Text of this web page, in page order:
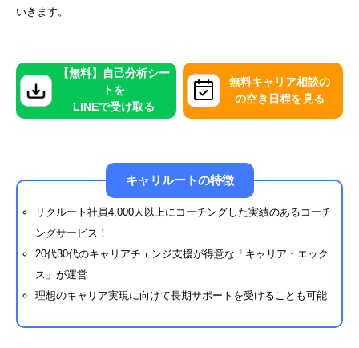
いきます。
【無料】自己分析シー
トを
LINEで受け取る
無料キャリア相談の
の空き日程を見る
キャリルートの特徴
リクルート社員4,000人以上にコーチングした実績のあるコーチ
ングサービス！
20代30代のキャリアチェンジ支援が得意な「キャリア・エック
ス」が運営
理想のキャリア実現に向けて長期サポートを受けることも可能